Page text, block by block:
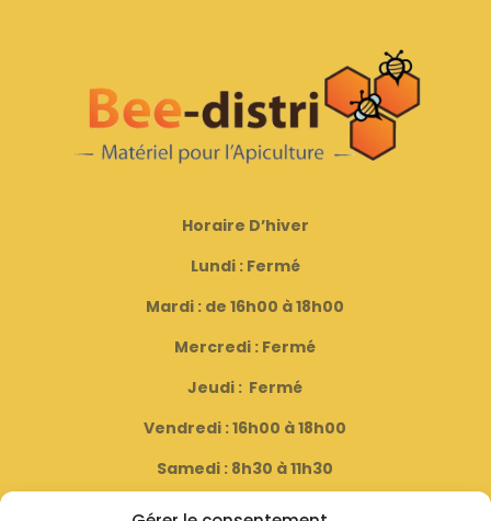
Horaire D’hiver
Lundi : Fermé
Mardi : de 16h00 à 18h00
Mercredi : Fermé
Jeudi : Fermé
Vendredi : 16h00 à 18h00
Samedi : 8h30 à 11h30
( Fermé le dernier samedi du mois )